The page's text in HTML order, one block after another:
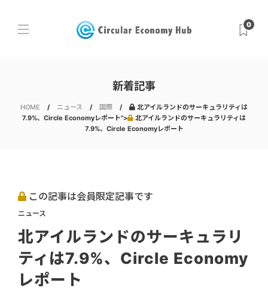
0
新着記事
HOME ニュース 国際
北アイルランドのサーキュラリティは
7.9%、Circle Economyレポート">
北アイルランドのサーキュラリティは
7.9%、Circle Economyレポート
この記事は会員限定記事です
ニュース
北アイルランドのサーキュラリ
ティは7.9%、Circle Economy
レポート